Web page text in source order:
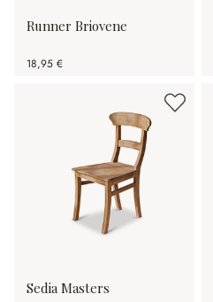
Runner Briovene
18,95 €
Sedia Masters